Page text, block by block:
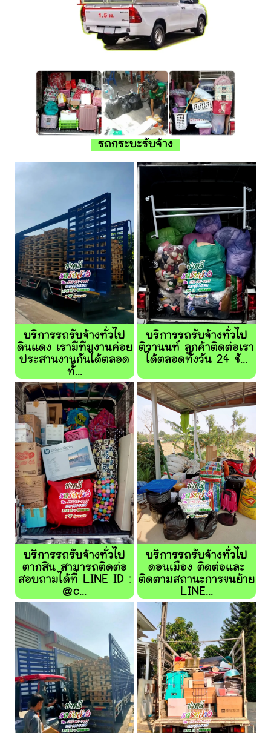
รถกระบะรับจ้าง
บริการรถรับจ้างทั่วไป
ดินแดง เรามีทีมงานค่อย
ประสานงานกันได้ตลอด
ทั้...
บริการรถรับจ้างทั่วไป
ติวานนท์ ลูกค้าติดต่อเรา
ได้ตลอดทั้งวัน 24 ชั...
บริการรถรับจ้างทั่วไป
ตากสิน สามารถติดต่อ
สอบถามได้ที่ LINE ID :
@c...
บริการรถรับจ้างทั่วไป
ดอนเมือง ติดต่อและ
ติดตามสถานะการขนย้าย
LINE...